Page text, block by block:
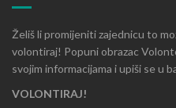
Želiš li promijeniti zajednicu to
volontiraj! Popuni obrazac
svojim informacijama i upiši se u
VOLONTIRAJ!